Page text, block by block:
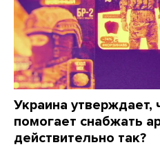
Украина утверждает,
помогает снабжать
действительно так?